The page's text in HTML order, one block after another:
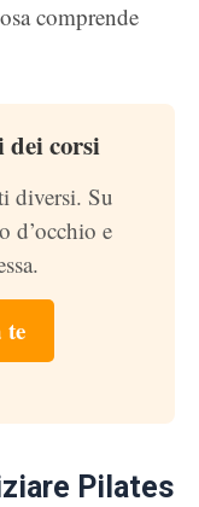
comprende
dei corsi
diversi. Su
d’occhio e
te
Pilates